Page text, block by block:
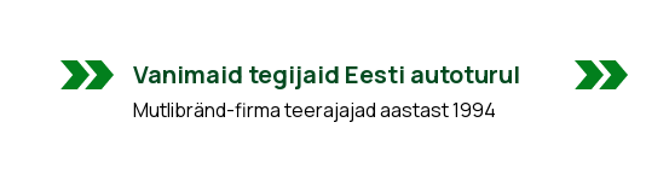
Vanimaid tegijaid Eesti autoturul
Mutlibränd-firma teerajajad aastast 1994